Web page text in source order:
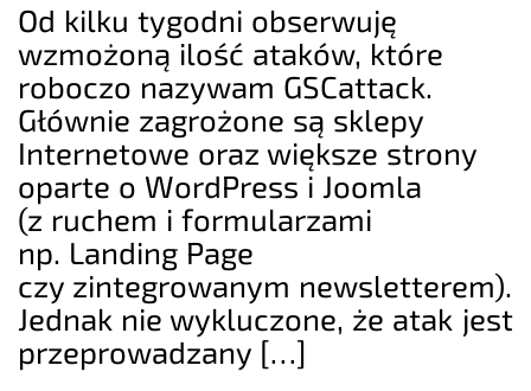
Od kilku tygodni obserwuję
wzmożoną ilość ataków, które
roboczo nazywam GSCattack.
Głównie zagrożone są sklepy
Internetowe oraz większe strony
oparte o WordPress i Joomla
(z ruchem i formularzami
np. Landing Page
czy zintegrowanym newsletterem).
Jednak nie wykluczone, że atak jest
przeprowadzany […]